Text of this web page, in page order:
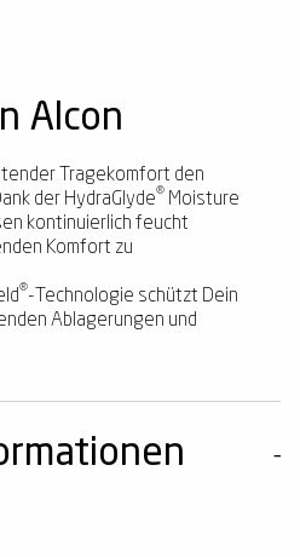
Alcon
Tragekomfort den
der HydraGlyde® Moisture
kontinuierlich feucht
Komfort zu
®-Technologie schützt Dein
Ablagerungen und